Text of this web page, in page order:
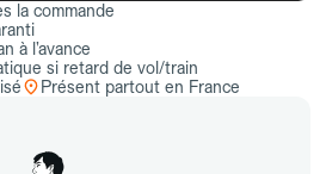
la commande
à l’avance
si retard de vol/train
Présent partout en France